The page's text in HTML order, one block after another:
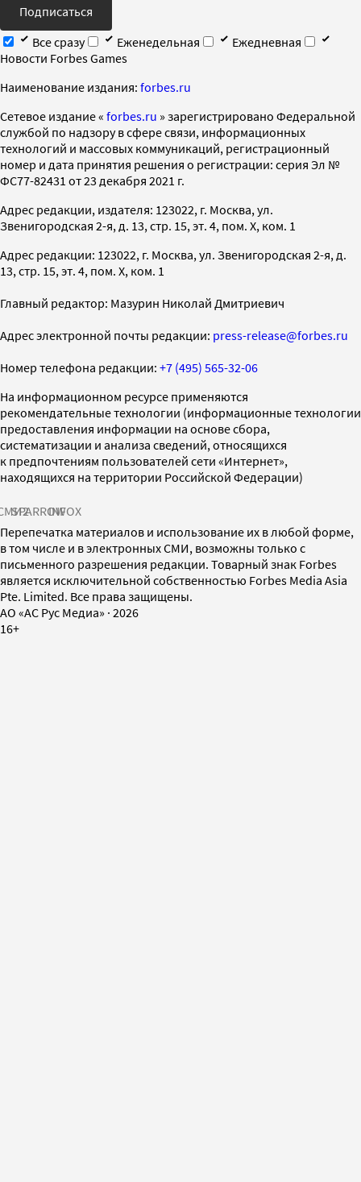
Подписаться
Все сразу
Еженедельная
Ежедневная
Новости Forbes Games
Наименование издания: forbes.ru
Cетевое издание « forbes.ru » зарегистрировано Федеральной
службой по надзору в сфере связи, информационных
технологий и массовых коммуникаций, регистрационный
номер и дата принятия решения о регистрации: серия Эл №
ФС77-82431 от 23 декабря 2021 г.
Адрес редакции, издателя: 123022, г. Москва, ул.
Звенигородская 2-я, д. 13, стр. 15, эт. 4, пом. X, ком. 1
Адрес редакции: 123022, г. Москва, ул. Звенигородская 2-я, д.
13, стр. 15, эт. 4, пом. X, ком. 1
Главный редактор: Мазурин Николай Дмитриевич
Адрес электронной почты редакции: press-release@forbes.ru
Номер телефона редакции: +7 (495) 565-32-06
На информационном ресурсе применяются
рекомендательные технологии (информационные технологии
предоставления информации на основе сбора,
систематизации и анализа сведений, относящихся
к предпочтениям пользователей сети «Интернет»,
находящихся на территории Российской Федерации)
SPARROWINFOX
Перепечатка материалов и использование их в любой форме,
в том числе и в электронных СМИ, возможны только с
письменного разрешения редакции. Товарный знак Forbes
является исключительной собственностью Forbes Media Asia
Pte. Limited. Все права защищены.
AO «АС Рус Медиа» · 2026
16+